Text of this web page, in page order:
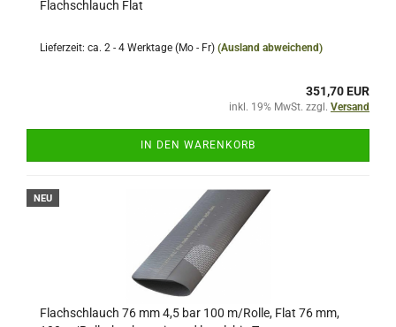
Flachschlauch Flat
Lieferzeit: ca. 2 - 4 Werktage (Mo - Fr) (Ausland abweichend)
351,70 EUR
inkl. 19% MwSt. zzgl. Versand
IN DEN WARENKORB
NEU
Flachschlauch 76 mm 4,5 bar 100 m/Rolle, Flat 76 mm,